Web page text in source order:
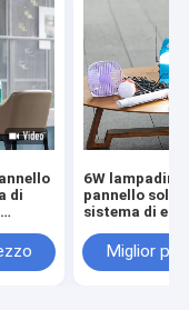
di
6W lampadine
pannello
sistema di
Miglior